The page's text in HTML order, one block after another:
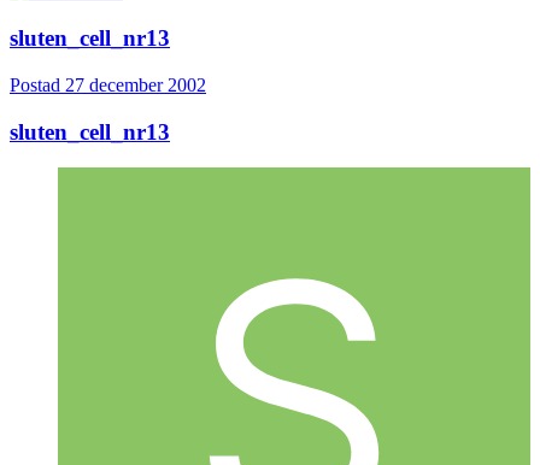
sluten_cell_nr13
Postad 27 december 2002
sluten_cell_nr13